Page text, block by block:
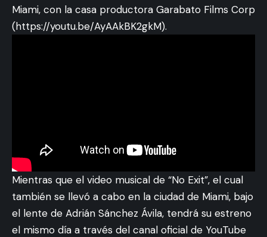
Miami, con la casa productora Garabato Films Corp
(https://youtu.be/AyAAkBK2gkM).
Mientras que el video musical de “No Exit”, el cual
también se llevó a cabo en la ciudad de Miami, bajo
el lente de Adrián Sánchez Ávila, tendrá su estreno
el mismo día a través del canal oficial de YouTube